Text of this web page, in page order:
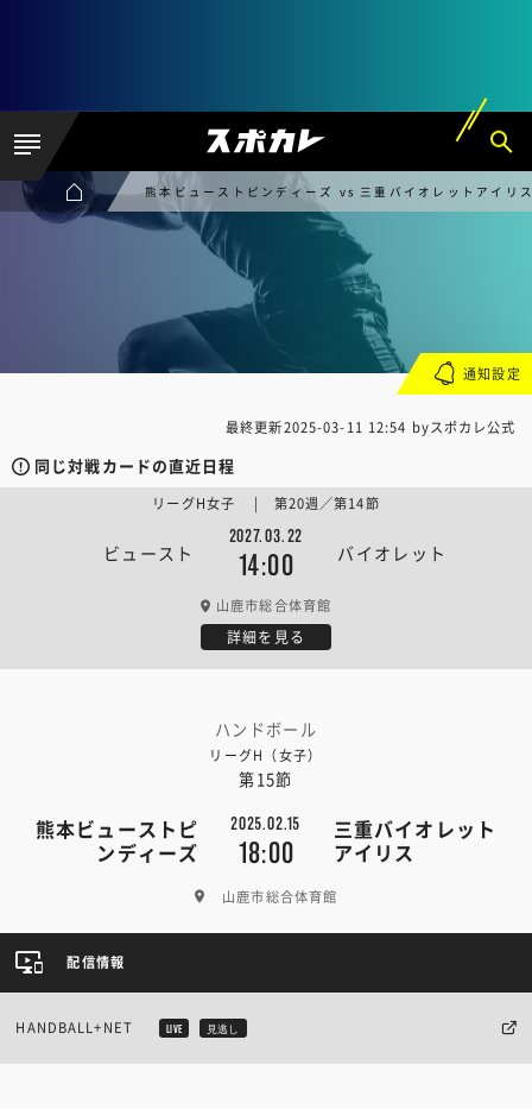
熊本ビューストピンディーズ vs 三重バイオレットアイリ
最終更新2025-03-11 12:54 byスポカレ公式
同じ対戦カードの直近日程
ビュースト
2027.03.22
14:00 バイオレット
リーグH女子 | 第20週／第14節
山鹿市総合体育館
詳細を見る
ハンドボール
リーグH（女子）
第15節
熊本ビューストピ
ンディーズ
2025.02.15
18:00
三重バイオレット
アイリス
山鹿市総合体育館
通知設定
配信情報
HANDBALL+NET LIVE 見逃し